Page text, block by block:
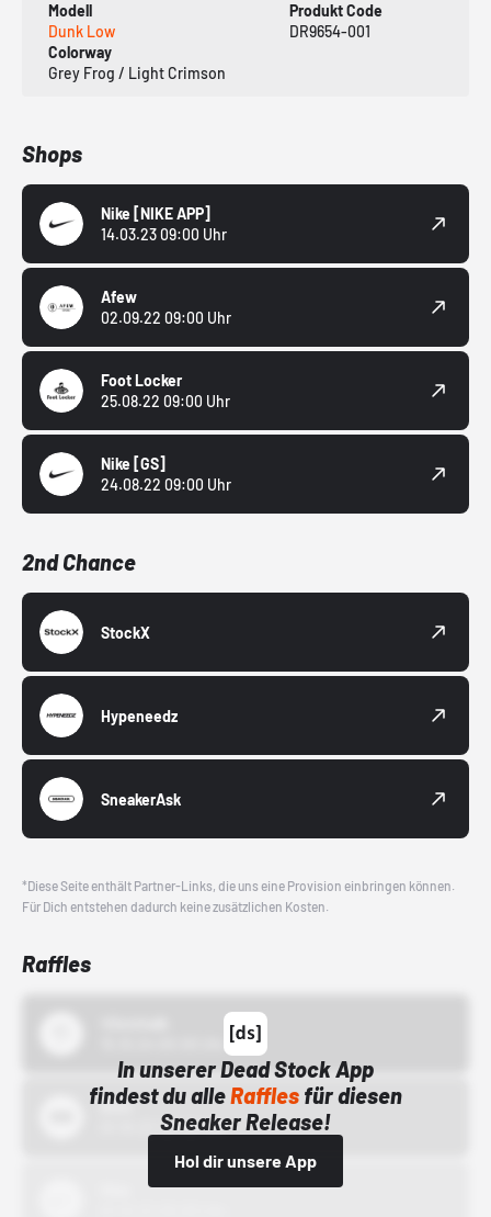
Modell
Dunk Low
Produkt Code
DR9654-001
Colorway
Grey Frog / Light Crimson
Shops
Nike [NIKE APP]
14.03.23 09:00 Uhr
Afew
02.09.22 09:00 Uhr
Foot Locker
25.08.22 09:00 Uhr
Nike [GS]
24.08.22 09:00 Uhr
2nd Chance
StockX
Hypeneedz
SneakerAsk
*Diese Seite enthält Partner-Links, die uns eine Provision einbringen können.
Für Dich entstehen dadurch keine zusätzlichen Kosten.
Raffles
In unserer Dead Stock App
findest du alleRafflesfür diesen
Sneaker Release!
Hol dir unsere App
Bstn
01.10.22 00:00 Uhr